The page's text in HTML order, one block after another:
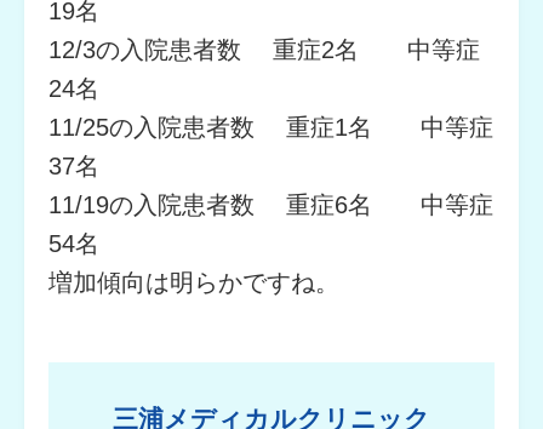
19名
12/3の入院患者数 重症2名 中等症
24名
11/25の入院患者数 重症1名 中等症
37名
11/19の入院患者数 重症6名 中等症
54名
増加傾向は明らかですね。
三浦メディカルクリニック